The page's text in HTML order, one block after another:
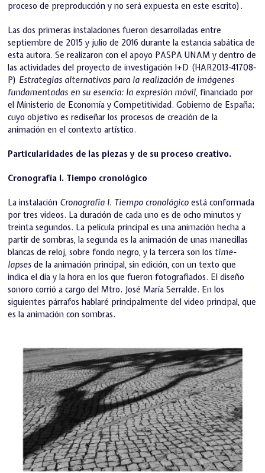
proceso de preproducción y no será expuesta en este escrito).
Las dos primeras instalaciones fueron desarrolladas entre
septiembre de 2015 y julio de 2016 durante la estancia sabática de
esta autora. Se realizaron con el apoyo PASPA UNAM y dentro de
las actividades del proyecto de investigación I+D (HAR2013-41708-
P) Estrategias alternativas para la realización de imágenes
fundamentadas en su esencia: la expresión móvil, financiado por
el Ministerio de Economía y Competitividad. Gobierno de España;
cuyo objetivo es rediseñar los procesos de creación de la
animación en el contexto artístico.
Particularidades de las piezas y de su proceso creativo.
Cronografía I. Tiempo cronológico
La instalación Cronografía I. Tiempo cronológico está conformada
por tres videos. La duración de cada uno es de ocho minutos y
treinta segundos. La película principal es una animación hecha a
partir de sombras, la segunda es la animación de unas manecillas
blancas de reloj, sobre fondo negro, y la tercera son los time-
lapses de la animación principal, sin edición, con un texto que
indica el día y la hora en los que fueron fotografiados. El diseño
sonoro corrió a cargo del Mtro. José María Serralde. En los
siguientes párrafos hablaré principalmente del video principal, que
es la animación con sombras.